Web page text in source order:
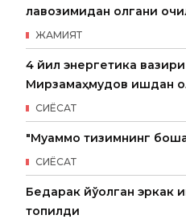
лавозимидан олгани
ЖАМИЯТ
4 йил энергетика
Мирзамаҳмудов ишдан
СИËСАТ
"Муаммо тизимнинг
СИËСАТ
Бедарак йўқолган эркак
топилди